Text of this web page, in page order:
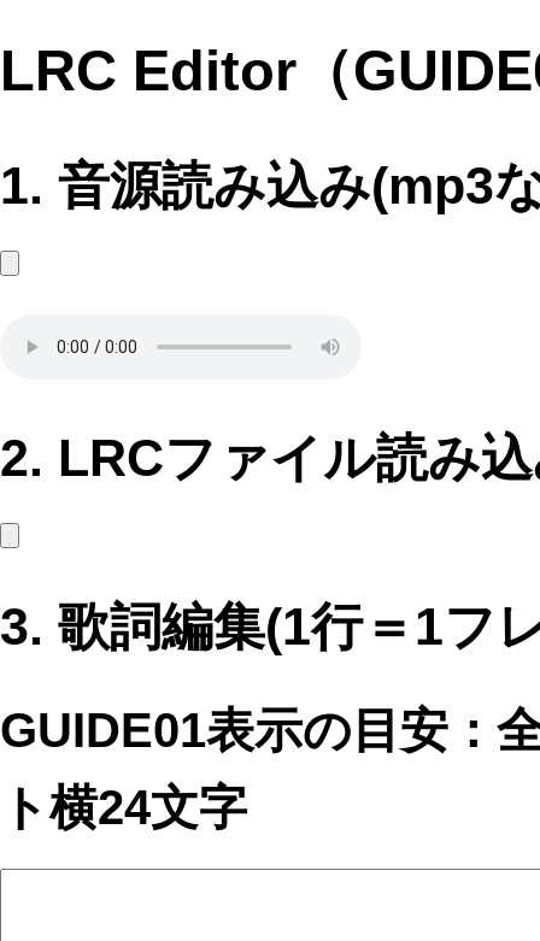
LRC Editor（
1. 音源読み込み(mp3
2. LRCファイル読み
3. 歌詞編集(1行＝1フ
GUIDE01表示の目安：
ト横24文字